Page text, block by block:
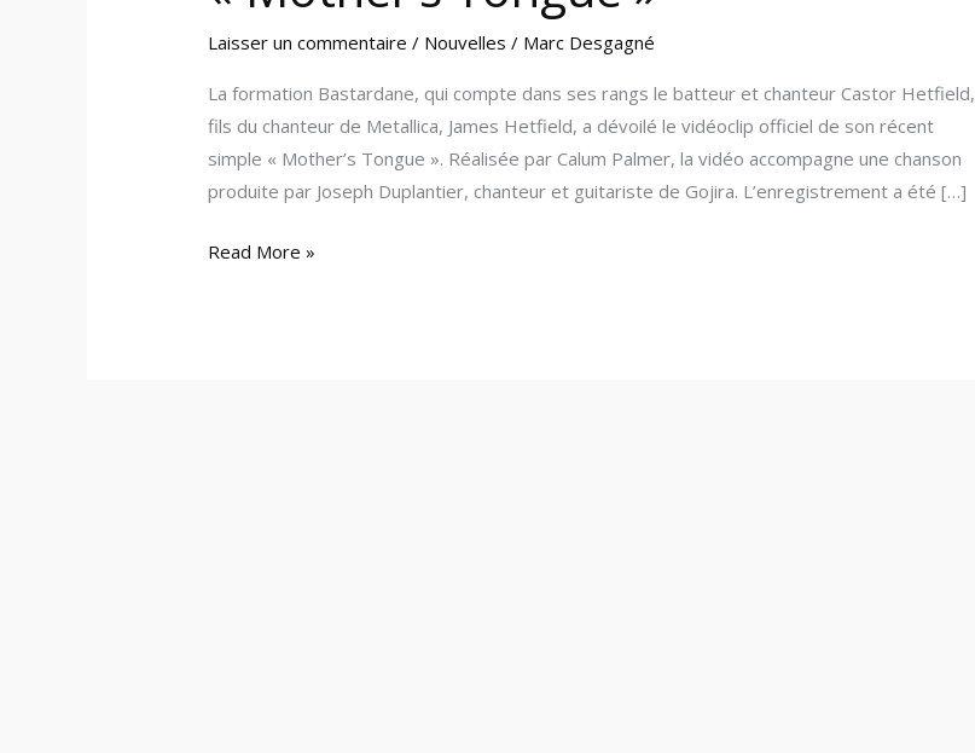
Laisser un commentaire / Nouvelles / Marc Desgagné
La formation Bastardane, qui compte dans ses rangs le batteur et chanteur Castor Hetfield,
fils du chanteur de Metallica, James Hetfield, a dévoilé le vidéoclip officiel de son récent
simple « Mother’s Tongue ». Réalisée par Calum Palmer, la vidéo accompagne une chanson
produite par Joseph Duplantier, chanteur et guitariste de Gojira. L’enregistrement a été […]
Read More »